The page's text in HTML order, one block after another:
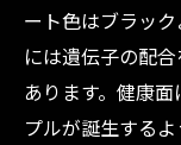
ート色はブラッ
には遺伝子の配
あります。健康
プルが誕生する